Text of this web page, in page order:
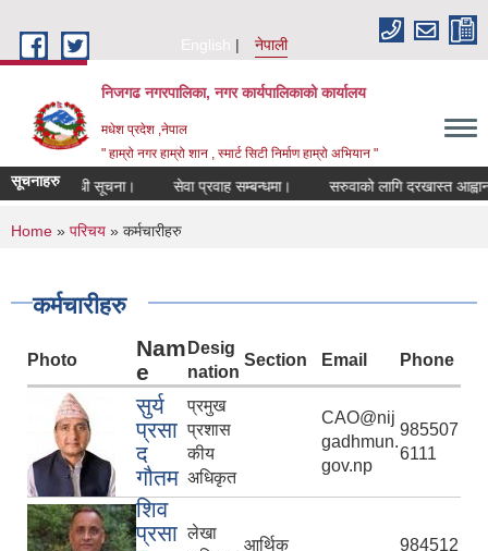
English
नेपाली
निजगढ नगरपालिका, नगर कार्यपालिकाको कार्यालय
मधेश प्रदेश ,नेपाल
" हाम्रो नगर हाम्रो शान , स्मार्ट सिटी निर्माण हाम्रो अभियान "
सूचनाहरु
सम्बन्धी सूचना। सेवा प्रवाह सम्बन्धमा। सरुवाको लागि दरखास्त आह्वान
You are here
Home » परिचय » कर्मचारीहरु
कर्मचारीहरु
Photo
Nam
e
Desig
nation
Section Email Phone
सुर्य
प्रसा
द
गौतम
प्रमुख
प्रशास
कीय
अधिकृत
CAO@nij
gadhmun.
gov.np
985507
6111
शिव
प्रसा लेखा
आर्थिक
984512